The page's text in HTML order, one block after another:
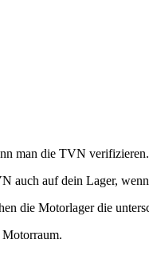
man die TVN verifizieren.
auch auf dein Lager,
die Motorlager die